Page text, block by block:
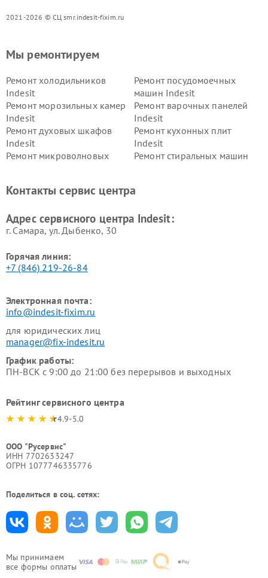
2021-2026 © СЦ smr.indesit-fixim.ru
Мы принимаем
все формы оплаты
Мы ремонтируем
Ремонт холодильников
Indesit
Ремонт посудомоечных
машин Indesit
Ремонт морозильных камер
Indesit
Ремонт варочных панелей
Indesit
Ремонт духовых шкафов
Indesit
Ремонт кухонных плит
Indesit
Ремонт микроволновых
Ремонт стиральных машин
Indesit
Indesit
Контакты сервис центра
Адрес сервисного центра Indesit:
г. Самара, ул. Дыбенко, 30
Горячая линия:
+7 (846) 219-26-84
Электронная почта:
info@indesit-fixim.ru
для юридических лиц
manager@fix-indesit.ru
График работы:
ПН-ВСК с 9:00 до 21:00 без перерывов и выходных
Рейтинг сервисного центра
4.9-5.0
ООО "Русервис"
ИНН 7702633247
ОГРН 1077746335776
Поделиться в соц. сетях: